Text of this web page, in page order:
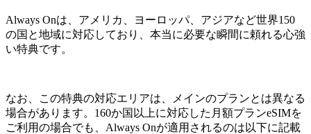
Always Onは、アメリカ、ヨーロッパ、アジアなど世界150
の国と地域に対応しており、本当に必要な瞬間に頼れる心強
い特典です。
なお、この特典の対応エリアは、メインのプランとは異なる
場合があります。160か国以上に対応した月額プランeSIMを
ご利用の場合でも、Always Onが適用されるのは以下に記載